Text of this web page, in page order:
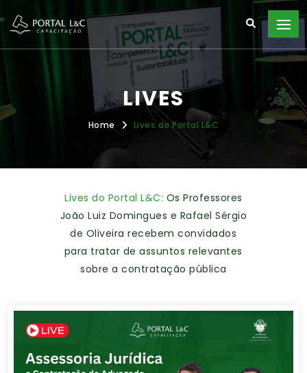
LIVES
Home Lives do Portal L&C
Lives do Portal L&C: Os Professores
João Luiz Domingues e Rafael Sérgio
de Oliveira recebem convidados
para tratar de assuntos relevantes
sobre a contratação pública